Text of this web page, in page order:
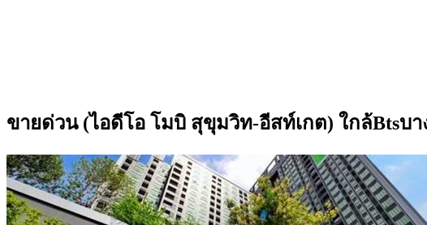
ขายด่วน (ไอดีโอ โมบิ สุขุมวิท-อีสท์เกต) ใกล้Btsบา